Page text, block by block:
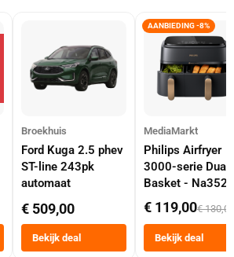
Broekhuis
Ford Kuga 2.5 phev
ST-line 243pk
automaat
€ 509,00
Bekijk deal
AANBIEDING -8%
MediaMarkt
Philips Airfryer
3000-serie Dual
Basket -
Dubbele Mand 9
Tot 6 Personen
Heteluchtfriteuse
Zwart
€ 119,00€ 130,00
Bekijk deal